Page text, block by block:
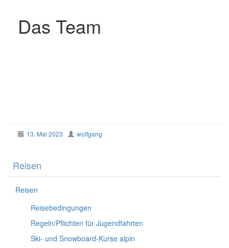
Das Team
13. Mai 2023 wolfgang
Reisen
Reisen
Reisebedingungen
Regeln/Pflichten für Jugendfahrten
Ski- und Snowboard-Kurse alpin